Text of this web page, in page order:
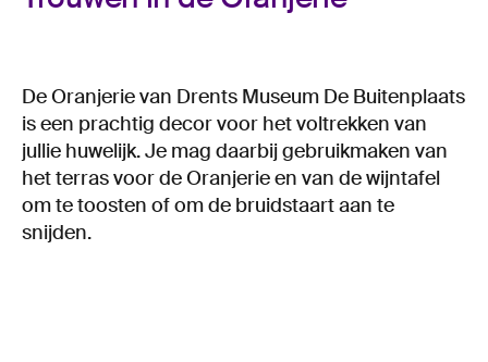
De Oranjerie van Drents Museum De Buitenplaats
is een prachtig decor voor het voltrekken van
jullie huwelijk. Je mag daarbij gebruikmaken van
het terras voor de Oranjerie en van de wijntafel
om te toosten of om de bruidstaart aan te
snijden.